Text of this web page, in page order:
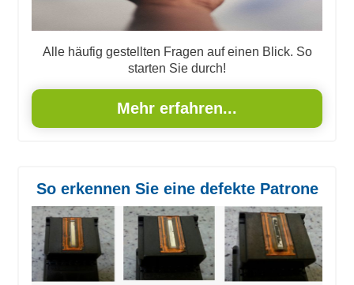
Alle häufig gestellten Fragen auf einen Blick. So
starten Sie durch!
Mehr erfahren...
So erkennen Sie eine defekte Patrone